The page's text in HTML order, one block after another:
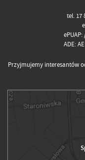
tel. 17
ADE:
Przyjmujemy interesantów